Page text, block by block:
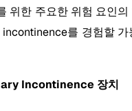
한 주요한 위험 요인
를 경험할
Incontinence 장치